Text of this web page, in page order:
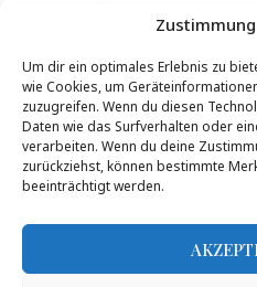
Um dir ein optimales Erlebnis zu
wie Cookies, um
zuzugreifen. Wenn du diesen
Daten wie das Surfverhalten oder
verarbeiten. Wenn du deine
zurückziehst, können bestimmte
beeinträchtigt werden.
Impressum/Kontakt &